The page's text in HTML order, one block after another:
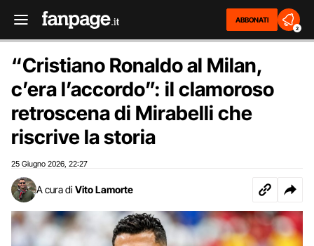
ABBONATI
2
“Cristiano Ronaldo al Milan,
c’era l’accordo”: il clamoroso
retroscena di Mirabelli che
riscrive la storia
25 Giugno 2026 22:27
A cura di Vito Lamorte